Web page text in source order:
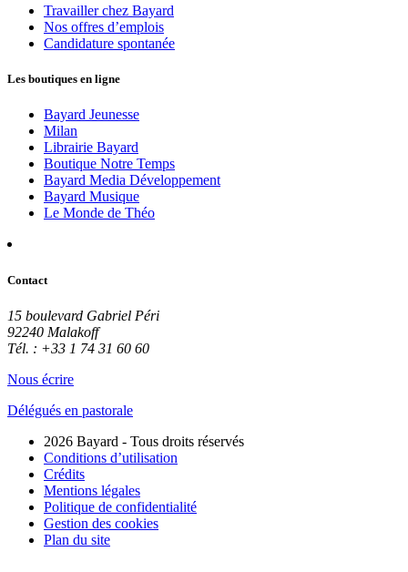
Travailler chez Bayard
Nos offres d’emplois
Candidature spontanée
Les boutiques en ligne
Bayard Jeunesse
Milan
Librairie Bayard
Boutique Notre Temps
Bayard Media Développement
Bayard Musique
Le Monde de Théo
Contact
15 boulevard Gabriel Péri
92240 Malakoff
Tél. : +33 1 74 31 60 60
Nous écrire
Délégués en pastorale
2026 Bayard - Tous droits réservés
Conditions d’utilisation
Crédits
Mentions légales
Politique de confidentialité
Gestion des cookies
Plan du site